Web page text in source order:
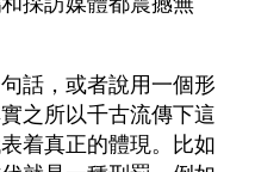
話，或者說用一個形
之所以千古流傳下這
着真正的體現。比如